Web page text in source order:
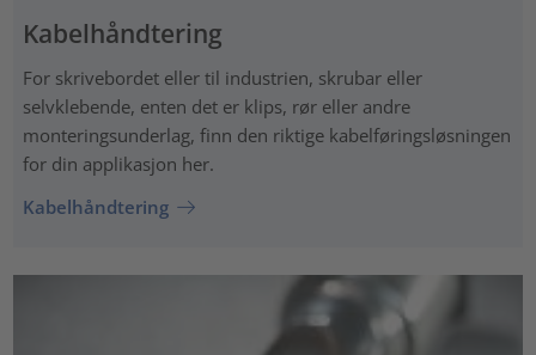
Kabelhåndtering
For skrivebordet eller til industrien, skrubar eller
selvklebende, enten det er klips, rør eller andre
monteringsunderlag, finn den riktige kabelføringsløsningen
for din applikasjon her.
Kabelhåndtering